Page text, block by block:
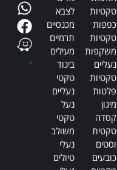
טקטיות
כפפות
טקטיות
משקפות
נעליים
טקטיות
פלטות
מיגון
קסדה
טקטית
וסטים
כובעים
לצבא
מכנסיים
תרמיים
מעילים
ביגוד
טקטי
נעליים
נעל
טקטי
משולב
נעלי
טיולים